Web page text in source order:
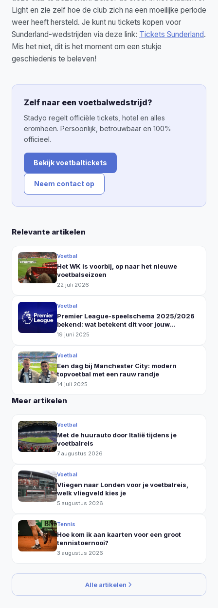
Light en zie zelf hoe de club zich na een moeilijke periode
weer heeft hersteld. Je kunt nu tickets kopen voor
Sunderland-wedstrijden via deze link: Tickets Sunderland.
Mis het niet, dit is het moment om een stukje
geschiedenis te beleven!
Zelf naar een voetbalwedstrijd?
Stadyo regelt officiële tickets, hotel en alles
eromheen. Persoonlijk, betrouwbaar en 100%
officieel.
Bekijk voetbaltickets
Neem contact op
Relevante artikelen
Voetbal
Het WK is voorbij, op naar het nieuwe
voetbalseizoen
22 juli 2026
Voetbal
Premier League-speelschema 2025/2026
bekend: wat betekent dit voor jouw
voetbalreis?
19 juni 2025
Voetbal
Een dag bij Manchester City: modern
topvoetbal met een rauw randje
14 juli 2025
Meer artikelen
Voetbal
Met de huurauto door Italië tijdens je
voetbalreis
7 augustus 2026
Voetbal
Vliegen naar Londen voor je voetbalreis,
welk vliegveld kies je
5 augustus 2026
Tennis
Hoe kom ik aan kaarten voor een groot
tennistoernooi?
3 augustus 2026
Alle artikelen